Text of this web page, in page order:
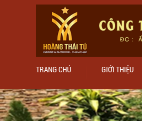
TRANG CHỦ GIỚI THIỆU